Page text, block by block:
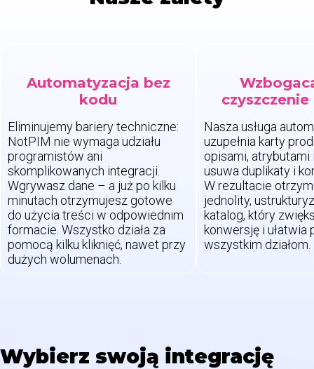
Automatyzacja bez
kodu
Eliminujemy bariery techniczne:
NotPIM nie wymaga udziału
programistów ani
skomplikowanych integracji.
Wgrywasz dane – a już po kilku
minutach otrzymujesz gotowe
do użycia treści w odpowiednim
formacie. Wszystko działa za
pomocą kilku kliknięć, nawet przy
dużych wolumenach.
Nasza usługa
uzupełnia karty
opisami, atrybutami
usuwa duplikaty i
W rezultacie
jednolity,
katalog, który
konwersję i ułatwia
wszystkim działom.
Wybierz swoją integrację